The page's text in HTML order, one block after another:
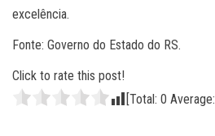
excelência.
Fonte: Governo do Estado do RS.
Click to rate this post!
[Total: 0 Average: